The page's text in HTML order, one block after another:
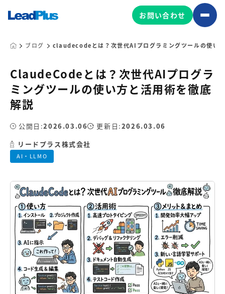
広告プロモーション
MA/CRM/SFA導入・運用
Web制作
マーケティングコンサルティング
コンテンツ制作
マーケティング基盤の製品
Leadplus One
マーケティングサービスの製品
【店舗型ビジネス向け】エリ
ア
マーケティングサービス
【金融機関向け】マーケティ
ング
サービス
【IT企業向け】マーケティン
グ
サービス
SNSアカウント運用代行サー
ビス（LINE）
お問い合わせ
ブログ claudecodeとは？次世代AIプログラミングツールの使い
ClaudeCodeとは？次世代AIプログラ
ミングツールの使い方と活用術を徹底
解説
AI・LLMO
公開日:2026.03.06 更新日:2026.03.06
リードプラス株式会社